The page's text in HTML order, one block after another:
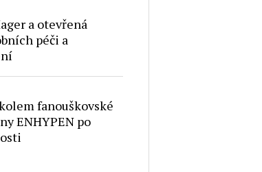
a otevřená
péči a
fanouškovské
ENHYPEN po